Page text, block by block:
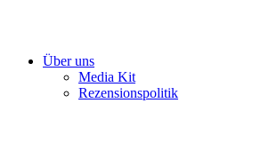
Über uns
Media Kit
Rezensionspolitik